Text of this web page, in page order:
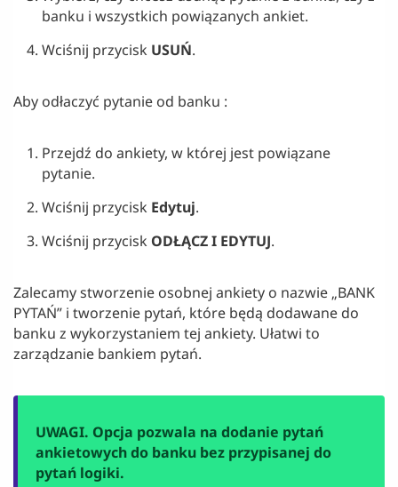
banku i wszystkich powiązanych ankiet.
Wciśnij przycisk USUŃ.
Aby odłaczyć pytanie od banku :
Przejdź do ankiety, w której jest powiązane
pytanie.
Wciśnij przycisk Edytuj.
Wciśnij przycisk ODŁĄCZ I EDYTUJ.
Zalecamy stworzenie osobnej ankiety o nazwie „BANK
PYTAŃ” i tworzenie pytań, które będą dodawane do
banku z wykorzystaniem tej ankiety. Ułatwi to
zarządzanie bankiem pytań.
UWAGI. Opcja pozwala na dodanie pytań
ankietowych do banku bez przypisanej do
pytań logiki.